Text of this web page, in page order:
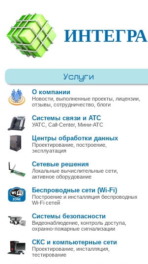
ИНТЕГРА
Услуги
О компании
Новости, выполненные проекты, лицензии,
отзывы, сотрудничество, блоги
Системы связи и АТС
УАТС, Call-Center, Мини-АТС
Центры обработки данных
Проектирование, построение,
эксплуатация
Сетевые решения
Локальные вычислительные сети,
активное оборудование
Беспроводные сети (Wi-Fi)
Построение и инсталляция беспроводных
Wi-Fi сетей
Системы безопасности
Видеонаблюдение, контроль доступа,
охранно-пожарные сигнализации
СКС и компьютерные сети
Проектирование, инсталляция,
тестирование